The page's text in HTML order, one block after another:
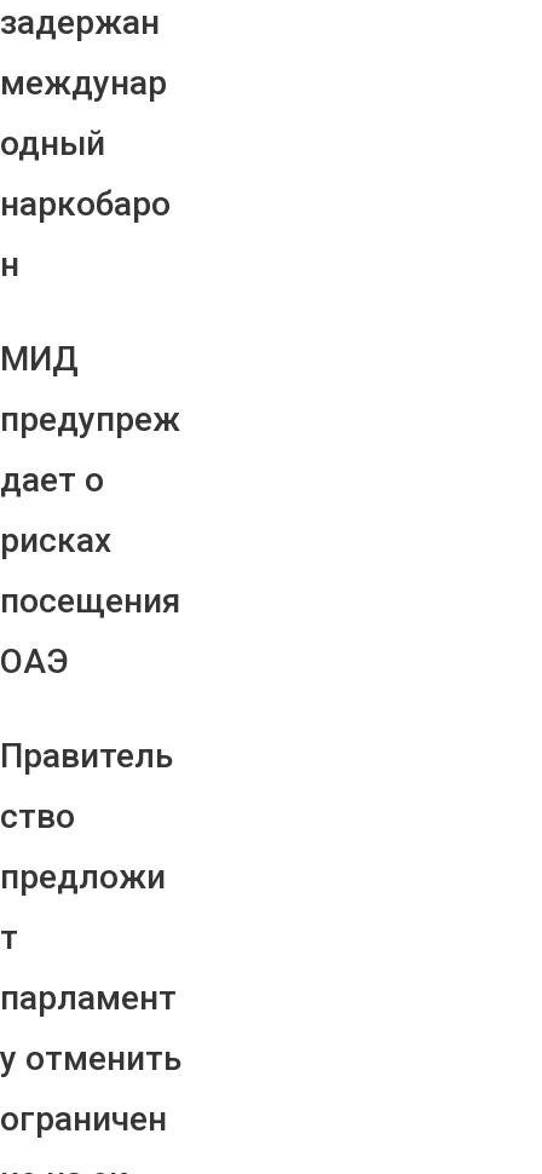
задержан
междунар
одный
наркобаро
н
МИД
предупреж
дает о
рисках
посещения
ОАЭ
Правитель
ство
предложи
т
парламент
у отменить
ограничен